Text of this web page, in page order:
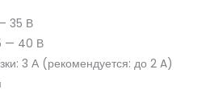
35 В
— 40 В
3 А (рекомендуется: до 2 A)